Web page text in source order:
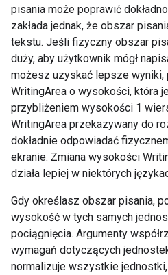
pisania może poprawić
zakłada jednak, że obszar
tekstu. Jeśli fizyczny obszar
duży, aby użytkownik mógł
możesz uzyskać lepsze wyniki,
WritingArea o wysokości, która
przybliżeniem wysokości 1
WritingArea przekazywany do
dokładnie odpowiadać
ekranie. Zmiana wysokości
działa lepiej w niektórych
Gdy określasz obszar pisania,
wysokość w tych samych
pociągnięcia. Argumenty
wymagań dotyczących
normalizuje wszystkie